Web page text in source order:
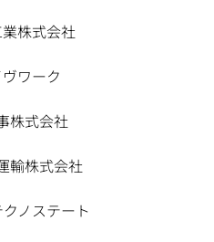
株式会社
ワーク
株式会社
輸株式会社
ノステート